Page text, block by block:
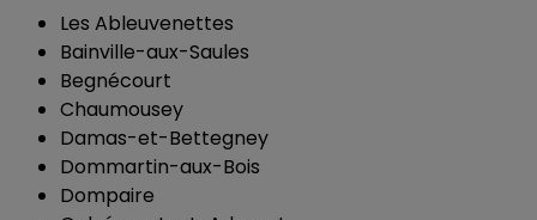
Les Ableuvenettes
Bainville-aux-Saules
Begnécourt
Chaumousey
Damas-et-Bettegney
Dommartin-aux-Bois
Dompaire